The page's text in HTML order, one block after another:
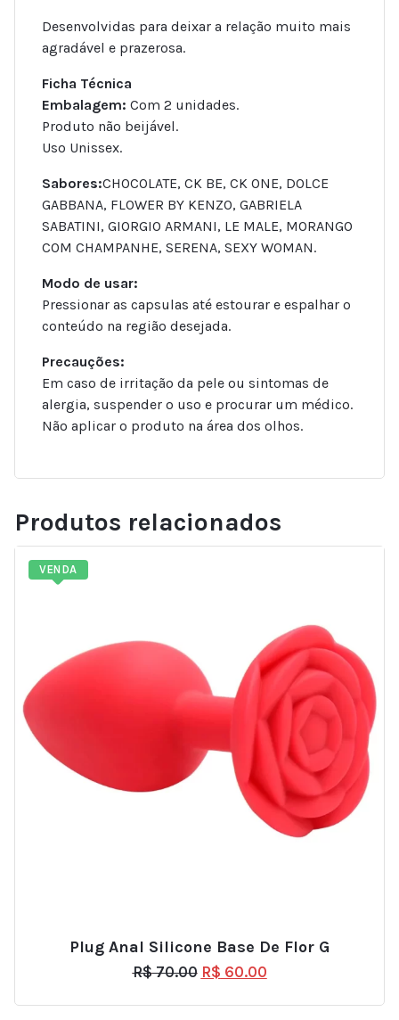
Desenvolvidas para deixar a relação muito mais
agradável e prazerosa.
Ficha Técnica
Embalagem: Com 2 unidades.
Produto não beijável.
Uso Unissex.
Sabores:CHOCOLATE, CK BE, CK ONE, DOLCE
GABBANA, FLOWER BY KENZO, GABRIELA
SABATINI, GIORGIO ARMANI, LE MALE, MORANGO
COM CHAMPANHE, SERENA, SEXY WOMAN.
Modo de usar:
Pressionar as capsulas até estourar e espalhar o
conteúdo na região desejada.
Precauções:
Em caso de irritação da pele ou sintomas de
alergia, suspender o uso e procurar um médico.
Não aplicar o produto na área dos olhos.
Produtos relacionados
VENDA
Plug Anal Silicone Base De Flor G
R$70.00 R$ 60.00